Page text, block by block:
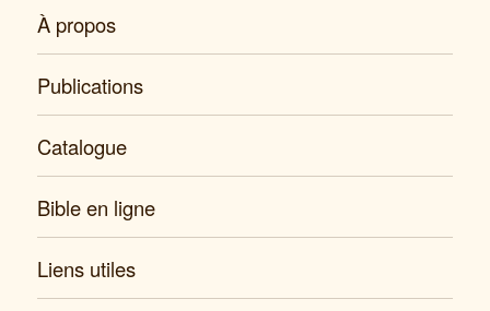
À propos
Publications
Catalogue
Bible en ligne
Liens utiles